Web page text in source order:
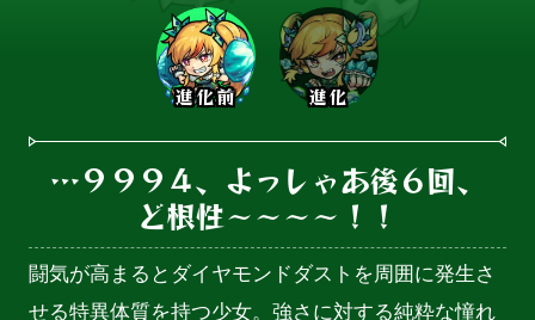
進化前 進化
…９９９４、よっしゃあ後６回、
ど根性～～～～！！
闘気が高まるとダイヤモンドダストを周囲に発生さ
せる特異体質を持つ少女。強さに対する純粋な憧れ